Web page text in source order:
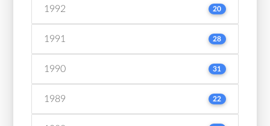
1992 20
1991 28
1990 31
1989 22